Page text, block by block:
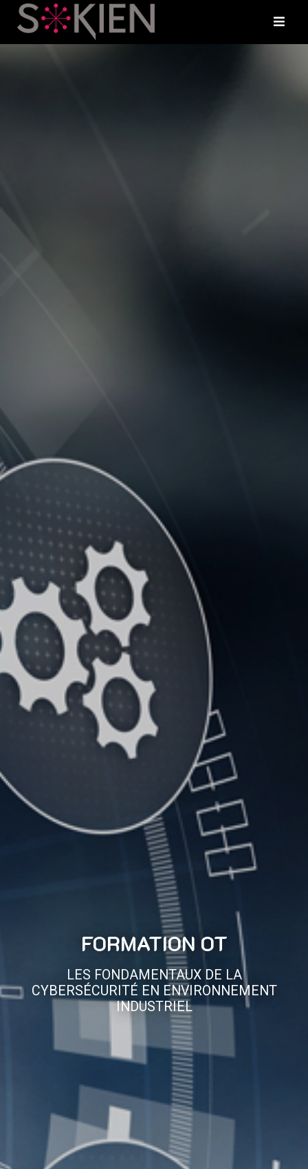
FORMATION OT
LES FONDAMENTAUX DE LA
CYBERSÉCURITÉ EN ENVIRONNEMENT
INDUSTRIEL